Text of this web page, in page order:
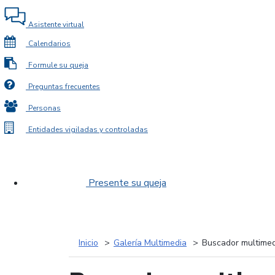
Asistente virtual
Calendarios
Formule su queja
Preguntas frecuentes
Personas
Entidades vigiladas y controladas
Presente su queja
Inicio Galería Multimedia Buscador